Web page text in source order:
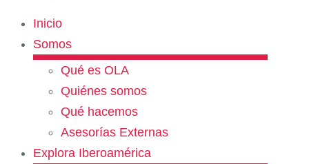
Inicio
Somos
Qué es OLA
Quiénes somos
Qué hacemos
Asesorías Externas
Explora Iberoamérica